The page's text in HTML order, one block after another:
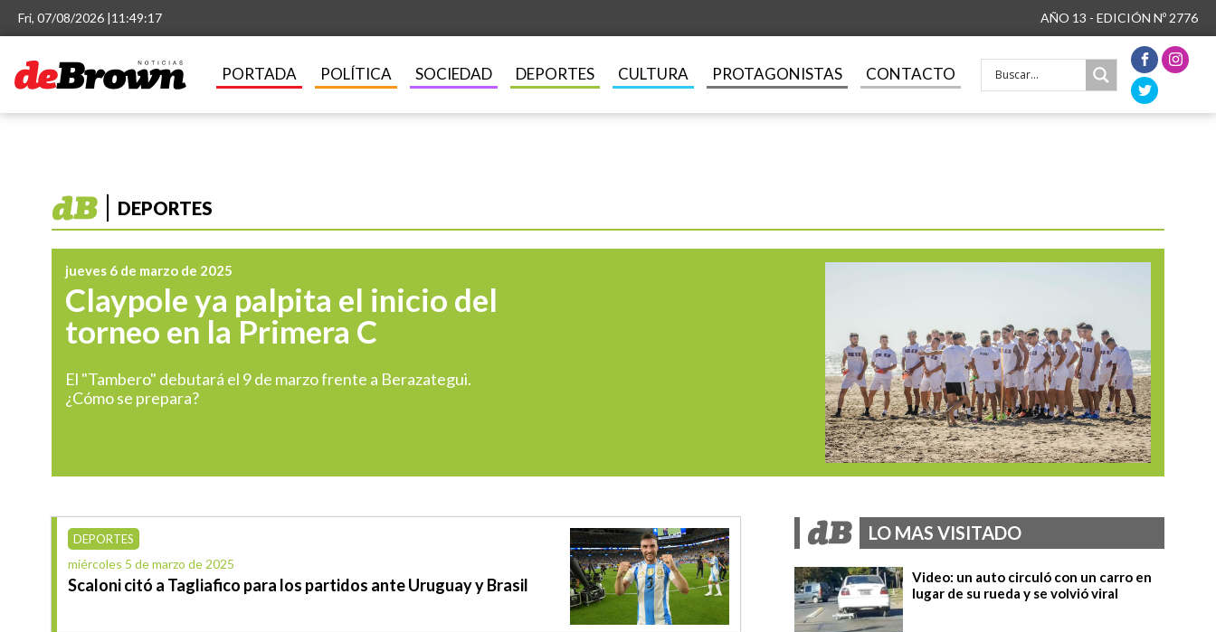
Fri, 07/08/2026 |11:49:17 AÑO 13 - EDICIÓN Nº 2776
PORTADA POLÍTICA SOCIEDAD DEPORTES CULTURA PROTAGONISTAS CONTACTO
DEPORTES
jueves 6 de marzo de 2025
Claypole ya palpita el inicio del
torneo en la Primera C
El "Tambero" debutará el 9 de marzo frente a Berazategui.
¿Cómo se prepara?
DEPORTES
miércoles 5 de marzo de 2025
Scaloni citó a Tagliafico para los partidos ante Uruguay y Brasil
LO MAS VISITADO
Video: un auto circuló con un carro en
lugar de su rueda y se volvió viral